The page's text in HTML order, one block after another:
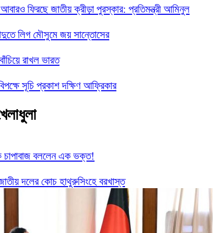
ফিরছে জাতীয় ক্রীড়া পুরস্কার: প্রতিমন্ত্রী আমিনুল
লিগ মৌসুমে জয় সান্তোসের
রাখল ভারত
সূচি প্রকাশ দক্ষিণ আফ্রিকার
চাপাবাজ বললেন এক ভক্ত!
দলের কোচ হাথুরুসিংহে বরখাস্ত